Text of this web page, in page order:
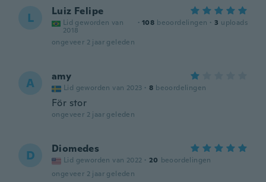
L Luiz Felipe
Lid geworden van
2018
· 108 beoordelingen · 3 uploads
ongeveer 2 jaar geleden
A amy
Lid geworden van 2023 · 8 beoordelingen
För stor
ongeveer 2 jaar geleden
D Diomedes
Lid geworden van 2022 · 20 beoordelingen
ongeveer 2 jaar geleden